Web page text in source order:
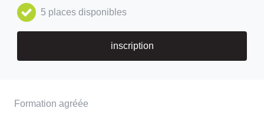
5 places disponibles
inscription
Formation agréée